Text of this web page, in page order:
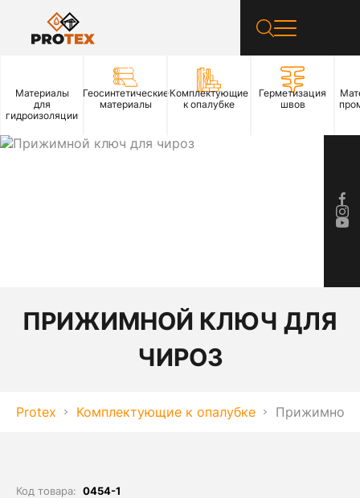
Материалы
для
гидроизоляции
Геосинтетические
материалы
Комплектующие
к опалубке
Герметизация
швов
ПРИЖИМНОЙ КЛЮЧ ДЛЯ
ЧИРОЗ
Protex Комплектующие к опалубке Прижимной
Код товара: 0454-1